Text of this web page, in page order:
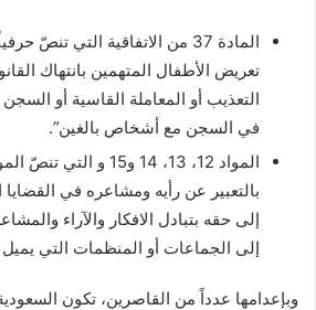
المادة 37 من الاتفاقية التي
تعريض الأطفال المتهمين بانتهاك
التعذيب أو المعاملة القاسية أو
في السجن مع أشخاص بالغين”.
المواد 12، 13، 14 و15
بالتعبير عن رأيه ومشاعره في القضايا
إلى حقه بتبادل الافكار والآراء
إلى الجماعات أو المنظمات التي يميل
وبإعدامها عدداً من القاصرين، تكون